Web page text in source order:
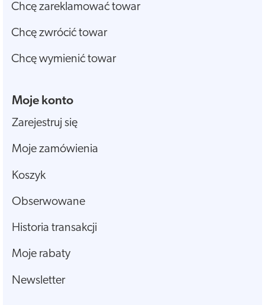
Chcę zareklamować towar
Chcę zwrócić towar
Chcę wymienić towar
Moje konto
Zarejestruj się
Moje zamówienia
Koszyk
Obserwowane
Historia transakcji
Moje rabaty
Newsletter